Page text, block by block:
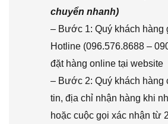
chuyển nhanh)
– Bước 1: Quý khách hàng
Hotline (096.576.8688 –
đặt hàng online tại website
– Bước 2: Quý khách hàng
tin, địa chỉ nhận hàng khi
hoặc cuộc gọi xác nhận từ